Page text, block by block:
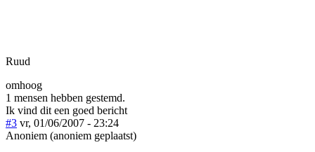
Ruud
omhoog
1 mensen hebben gestemd.
Ik vind dit een goed bericht
#3 vr, 01/06/2007 - 23:24
Anoniem (anoniem geplaatst)